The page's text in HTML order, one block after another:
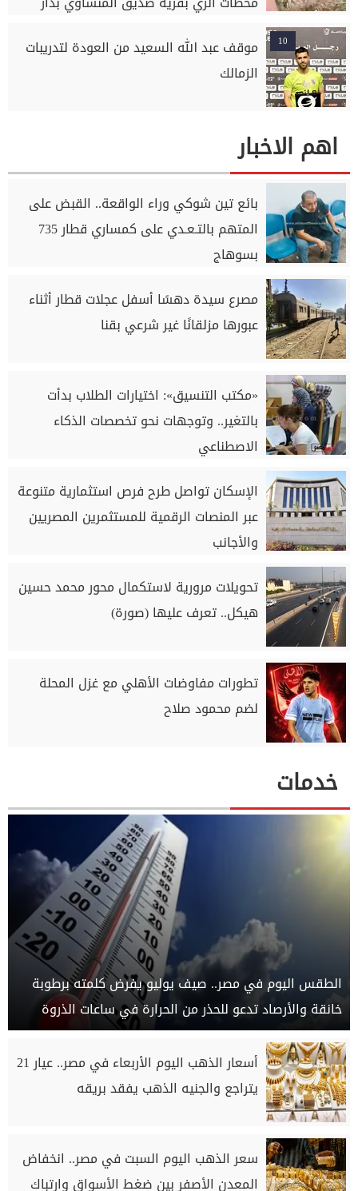
10
موقف عبد الله السعيد من العودة لتدريبات
الزمالك
اهم الاخبار
بائع تين شوكي وراء الواقعة.. القبض على
المتهم بالتـعـدي على كمساري قطار 735
بسوهاج
مصرع سيدة دهسًا أسفل عجلات قطار أثناء
عبورها مزلقانًا غير شرعي بقنا
«مكتب التنسيق»: اختيارات الطلاب بدأت
بالتغير.. وتوجهات نحو تخصصات الذكاء
الاصطناعي
الإسكان تواصل طرح فرص استثمارية متنوعة
عبر المنصات الرقمية للمستثمرين المصريين
والأجانب
تحويلات مرورية لاستكمال محور محمد حسين
هيكل.. تعرف عليها (صورة)
تطورات مفاوضات الأهلي مع غزل المحلة
لضم محمود صلاح
خدمات
الطقس اليوم في مصر.. صيف يوليو يفرض كلمته برطوبة
خانقة والأرصاد تدعو للحذر من الحرارة في ساعات الذروة
أسعار الذهب اليوم الأربعاء في مصر.. عيار 21
يتراجع والجنيه الذهب يفقد بريقه
سعر الذهب اليوم السبت في مصر.. انخفاض
المعدن الأصفر بين ضغط الأسواق وارتباك